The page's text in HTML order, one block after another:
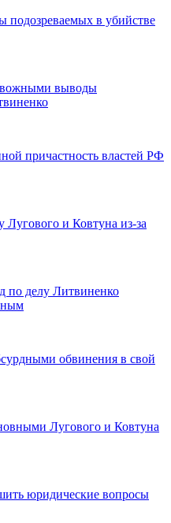
подозреваемых в убийстве
выводы
причастность властей РФ
и Ковтуна из-за
по делу Литвиненко
обвинения в свой
Лугового и Ковтуна
юридические вопросы